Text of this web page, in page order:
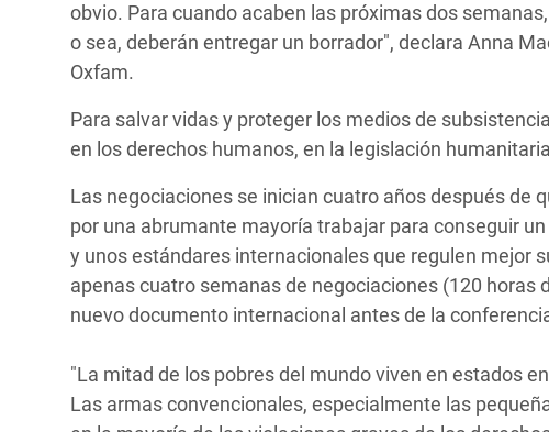
obvio. Para cuando acaben las próximas dos
o sea, deberán entregar un borrador", declara Anna
Oxfam.
Para salvar vidas y proteger los medios de
en los derechos humanos, en la legislación
Las negociaciones se inician cuatro años después de
por una abrumante mayoría trabajar para conseguir
y unos estándares internacionales que regulen mejor
apenas cuatro semanas de negociaciones (120 horas
nuevo documento internacional antes de la
"La mitad de los pobres del mundo viven en estados
Las armas convencionales, especialmente las